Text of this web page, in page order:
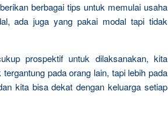
berbagai tips untuk memulai usaha
ada juga yang pakai modal tapi tidak
prospektif untuk dilaksanakan, kita
tergantung pada orang lain, tapi lebih pada
kita bisa dekat dengan keluarga setiap